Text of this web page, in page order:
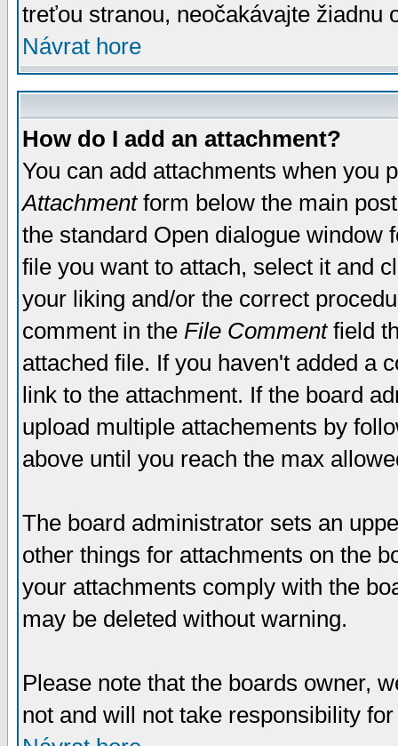
treťou stranou, neočakávajte žiadnu
Návrat hore
How do I add an attachment?
You can add attachments when you
Attachmentform below the main
the standard Open dialogue window
file you want to attach, select it and
your liking and/or the correct
comment in the File Commentfield
attached file. If you haven't added a
link to the attachment. If the board
upload multiple attachements by
above until you reach the max
The board administrator sets an
other things for attachments on the
your attachments comply with the
may be deleted without warning.
Please note that the boards owner,
not and will not take responsibility